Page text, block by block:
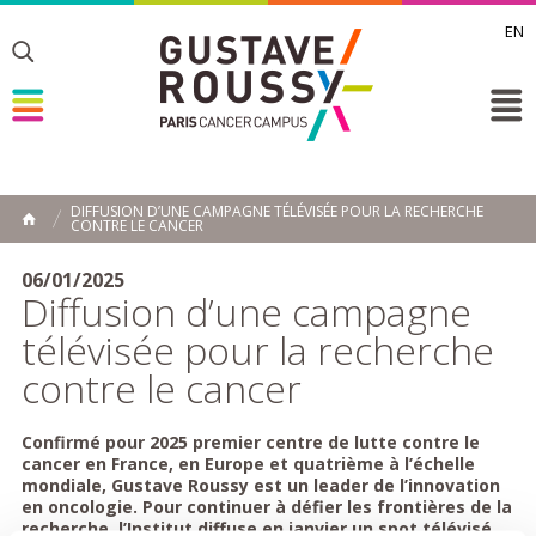
EN
Toggle
Toggle
Toggle
ACCUEIL
DIFFUSION D’UNE CAMPAGNE TÉLÉVISÉE POUR LA RECHERCHE
CONTRE LE CANCER
06/01/2025
Diffusion d’une campagne
télévisée pour la recherche
contre le cancer
Confirmé pour 2025 premier centre de lutte contre le
cancer en France, en Europe et quatrième à l’échelle
mondiale, Gustave Roussy est un leader de l’innovation
en oncologie. Pour continuer à défier les frontières de la
recherche, l’Institut diffuse en janvier un spot télévisé